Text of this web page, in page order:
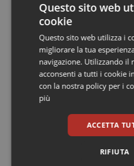
Provincia Autonoma di
Puglia
Sardegna
Sicilia
Ipertensione &
Malattie rare
Malattia di Crohn &
Neuroscienze &
Gestione
dalle Linee Guida alle
Leadership
Leadership Medica
Questo sito web
cookie
Questo sito web utilizza i
migliorare la tua
navigazione. Utilizzando il
acconsenti a tutti i cookie
con la nostra policy per i
più
ACCETTA
RIFIUTA